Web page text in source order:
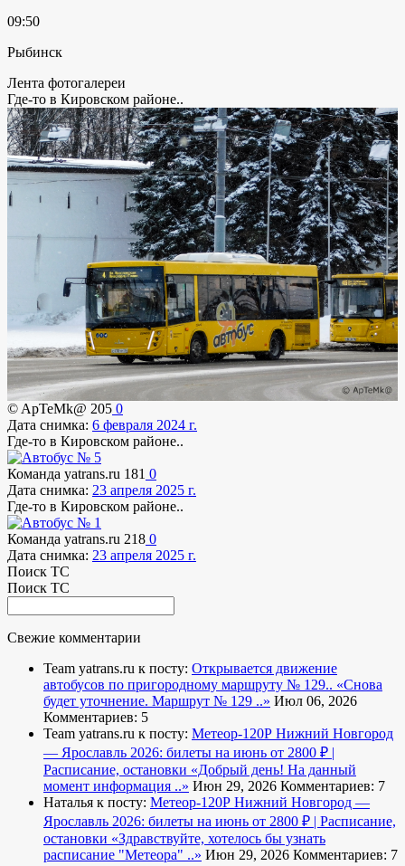
09:50
Рыбинск
Лента фотогалереи
Где-то в Кировском районе..
© ApTeMk@ 205 0
Дата снимка: 6 февраля 2024 г.
Где-то в Кировском районе..
Команда yatrans.ru 181 0
Дата снимка: 23 апреля 2025 г.
Где-то в Кировском районе..
Команда yatrans.ru 218 0
Дата снимка: 23 апреля 2025 г.
Поиск ТС
Поиск ТС
Свежие комментарии
Team yatrans.ru к посту: Открывается движение
автобусов по пригородному маршруту № 129.. «Снова
будет уточнение. Маршрут № 129 ..» Июл 06, 2026
Комментариев: 5
Team yatrans.ru к посту: Метеор-120Р Нижний Новгород
— Ярославль 2026: билеты на июнь от 2800 ₽ |
Расписание, остановки «Добрый день! На данный
момент информация ..» Июн 29, 2026 Комментариев: 7
Наталья к посту: Метеор-120Р Нижний Новгород —
Ярославль 2026: билеты на июнь от 2800 ₽ | Расписание,
остановки «Здравствуйте, хотелось бы узнать
расписание "Метеора" ..» Июн 29, 2026 Комментариев: 7